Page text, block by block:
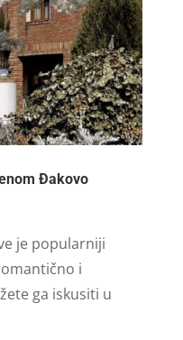
Đakovo
je popularniji
i
ga iskusiti u